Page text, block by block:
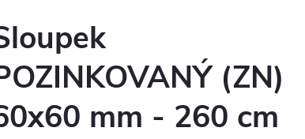
(ZN)
mm - 260 cm